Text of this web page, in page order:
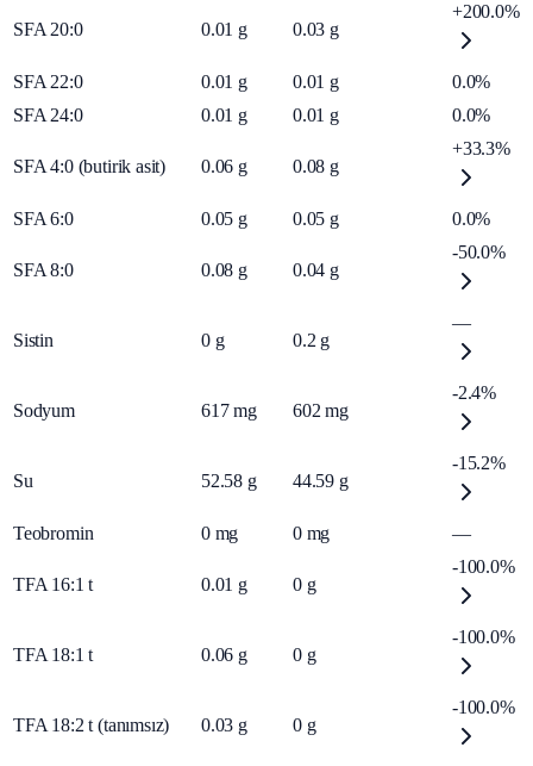
SFA 20:0 0.01 g 0.03 g
+200.0%
SFA 22:0 0.01 g 0.01 g
0.0%
SFA 24:0
0.01 g 0.01 g 0.0%
SFA 4:0 (butirik asit) 0.06 g 0.08 g
+33.3%
SFA 6:0 0.05 g 0.05 g 0.0%
SFA 8:0 0.08 g 0.04 g
-50.0%
Sistin 0 g 0.2 g
—
Sodyum 617 mg 602 mg
-2.4%
Su 52.58 g 44.59 g
-15.2%
Teobromin 0 mg 0 mg —
TFA 16:1 t 0.01 g 0 g
-100.0%
TFA 18:1 t 0.06 g 0 g
-100.0%
TFA 18:2 t (tanımsız) 0.03 g 0 g
-100.0%